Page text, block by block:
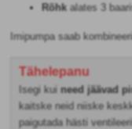
Rõhk alates 3
Imipumpa saab
Tähelepanu
Isegi kuineed jäävad
kaitske neid niiske
paigutada hästi